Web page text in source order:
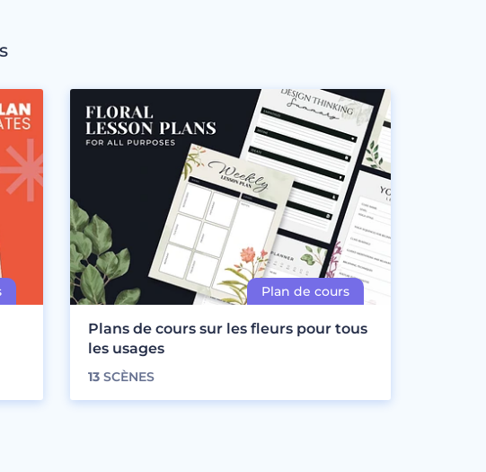
Plans de cours sur les fleurs pour tous
les usages
13SCÈNES